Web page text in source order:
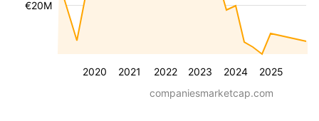
2020 2021 2022 2023 2024 2025
€20M
companiesmarketcap.com